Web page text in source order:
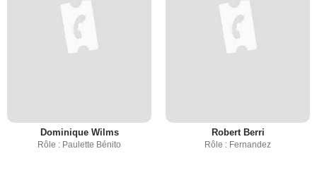
Dominique Wilms
Rôle : Paulette Bénito
Robert Berri
Rôle : Fernandez